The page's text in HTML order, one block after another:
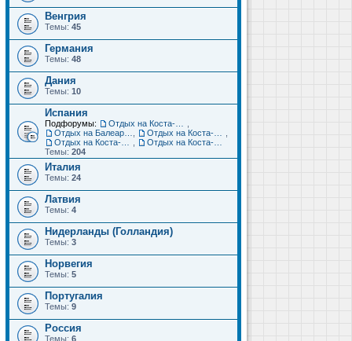
Венгрия
Темы: 45
Германия
Темы: 48
Дания
Темы: 10
Испания
Подфорумы:
Темы: 204
Италия
Темы: 24
Латвия
Темы: 4
Нидерланды (Голландия)
Темы: 3
Норвегия
Темы: 5
Португалия
Темы: 9
Россия
Темы: 6